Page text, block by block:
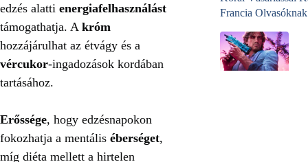
edzés alatti energiafelhasználást
támogathatja. A króm
hozzájárulhat az étvágy és a
vércukor‑ingadozások kordában
tartásához.
Erőssége, hogy edzésnapokon
fokozhatja a mentális éberséget,
míg diéta mellett a hirtelen
Francia Olvasóknak